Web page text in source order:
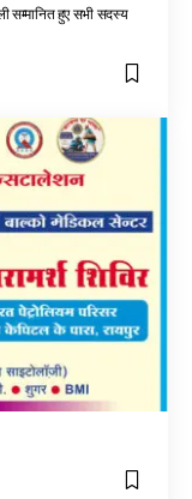
सम्मानित हुए सभी सदस्य